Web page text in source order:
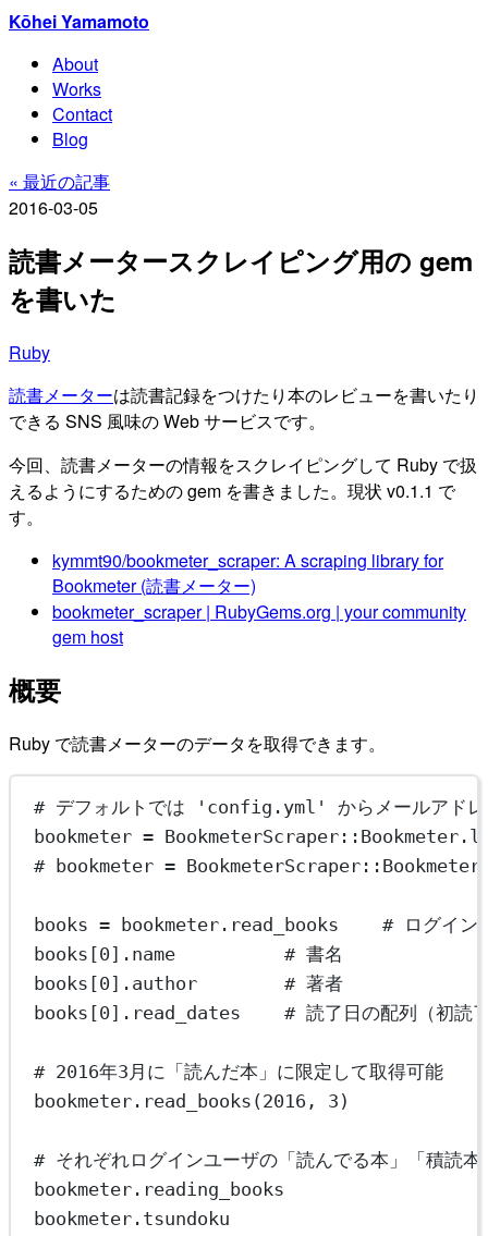
Kōhei Yamamoto
About
Works
Contact
Blog
« 最近の記事
2016-03-05
読書メータースクレイピング用の gem
を書いた
Ruby
読書メーターは読書記録をつけたり本のレビューを書いたり
できる SNS 風味の Web サービスです。
今回、読書メーターの情報をスクレイピングして Ruby で扱
えるようにするための gem を書きました。現状 v0.1.1 で
す。
kymmt90/bookmeter_scraper: A scraping library for
Bookmeter (読書メーター)
bookmeter_scraper | RubyGems.org | your community
gem host
概要
Ruby で読書メーターのデータを取得できます。
# デフォルトでは 'config.yml' からメールアドレ
bookmeter = BookmeterScraper :: Bookmeter .
# bookmeter =
books = bookmeter. read_books
# ログイン
books[0]. name
# 書名
books[0]. author
# 著者
books[0]. read_dates # 読了日の配列（初読
# 2016年3月に「読んだ本」に限定して取得可能
bookmeter. read_books (2016 , 3 )
# それぞれログインユーザの「読んでる本」「積読本
bookmeter. reading_books
bookmeter. tsundoku